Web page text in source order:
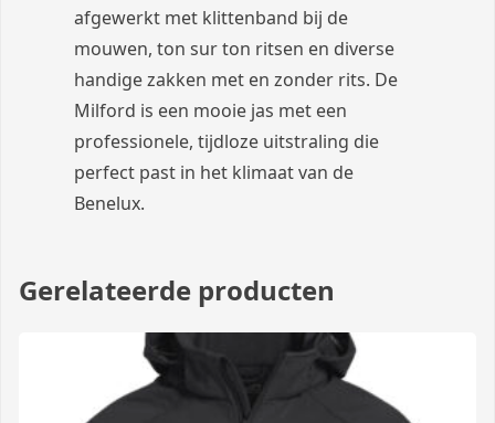
afgewerkt met klittenband bij de
mouwen, ton sur ton ritsen en diverse
handige zakken met en zonder rits. De
Milford is een mooie jas met een
professionele, tijdloze uitstraling die
perfect past in het klimaat van de
Benelux.
Gerelateerde producten